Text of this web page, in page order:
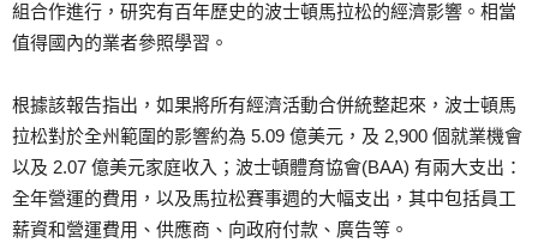
組合作進行，研究有百年歷史的波士頓馬拉松的經濟影響。相當
值得國內的業者參照學習。
根據該報告指出，如果將所有經濟活動合併統整起來，波士頓馬
拉松對於全州範圍的影響約為 5.09 億美元，及 2,900 個就業機會
以及 2.07 億美元家庭收入；波士頓體育協會(BAA) 有兩大支出：
全年營運的費用，以及馬拉松賽事週的大幅支出，其中包括員工
薪資和營運費用、供應商、向政府付款、廣告等。